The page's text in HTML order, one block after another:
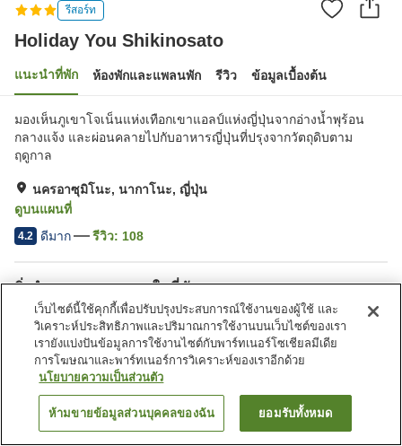
รีสอร์ท
Holiday You Shikinosato
แนะนำที่พัก ห้องพักและแพลนพัก รีวิว ข้อมูลเบื้องต้น
มองเห็นภูเขาโจเน็นแห่งเทือกเขาแอลป์แห่งญี่ปุ่นจากอ่างน้ำพุร้อน
กลางแจ้ง และผ่อนคลายไปกับอาหารญี่ปุ่นที่ปรุงจากวัตถุดิบตาม
ฤดูกาล
นครอาซุมิโนะ, นากาโนะ, ญี่ปุ่น
ดูบนแผนที่
4.2 ดีมาก รีวิว: 108
สิ่งอำนวยความสะดวกในที่พัก
ที่จอดรถ
อ่างน้ำวน
ซาวน่า
ร้านอาหาร
หน้าแรก ญี่ปุ่น นากาโนะ
Holiday You Shikinosato
ค้นหาห้องพัก
เว็บไซต์นี้ใช้คุกกี้เพื่อปรับปรุงประสบการณ์ใช้งานของผู้ใช้ และ
วิเคราะห์ประสิทธิภาพและปริมาณการใช้งานบนเว็บไซต์ของเรา
เรายังแบ่งปันข้อมูลการใช้งานไซต์กับพาร์ทเนอร์โซเชียลมีเดีย
การโฆษณาและพาร์ทเนอร์การวิเคราะห์ของเราอีกด้วย
นโยบายความเป็นส่วนตัว
ห้ามขายข้อมูลส่วนบุคคลของฉัน ยอมรับทั้งหมด